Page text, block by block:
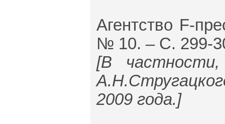
Агентство F-
№ 10. – С. 299-
[В
2009 года.]